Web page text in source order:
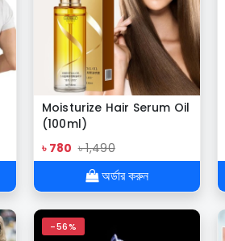
Moisturize Hair Serum Oil
(100ml)
৳ 780 ৳ 1,490
অর্ডার করুন
-56%